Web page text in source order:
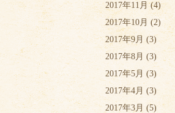
2017年11月(4)
2017年10月 (2)
2017年9月 (3)
2017年8月 (3)
2017年5月 (3)
2017年4月 (3)
2017年3月 (5)